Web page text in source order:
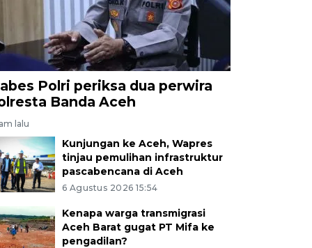
Polri periksa dua perwira
Banda Aceh
lalu
Kunjungan ke Aceh, Wapres
tinjau pemulihan infrastruktur
pascabencana di Aceh
6 Agustus 2026 15:54
Kenapa warga transmigrasi
Aceh Barat gugat PT Mifa ke
pengadilan?